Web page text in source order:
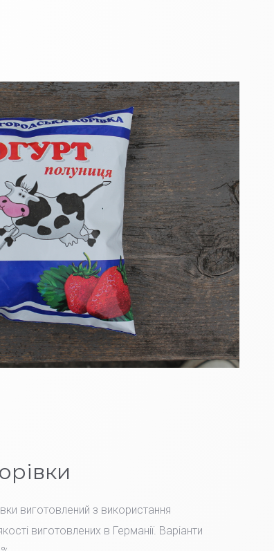
виготовлений з використання
виготовлених в Германії. Варіанти